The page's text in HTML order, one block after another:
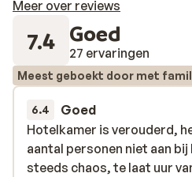
zwembad met hydromassage.
kiezen uit tal van heerlijke
en fijne massages.
Meer over reviews
7.4 Goed
27 ervaringen
Meest geboekt door met
6.4 Goed
Hotelkamer is verouderd,
aantal personen niet aan bij
steeds chaos, te laat uur
Hotelkamer is verouderd,
aantal personen niet aan bij
steeds chaos, te laat uur